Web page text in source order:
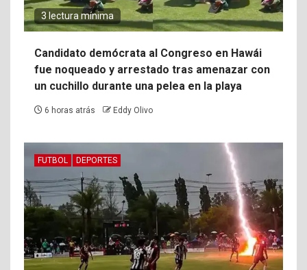
3 lectura mínima
Candidato demócrata al Congreso en Hawái
fue noqueado y arrestado tras amenazar con
un cuchillo durante una pelea en la playa
6 horas atrás Eddy Olivo
FUTBOL DEPORTES